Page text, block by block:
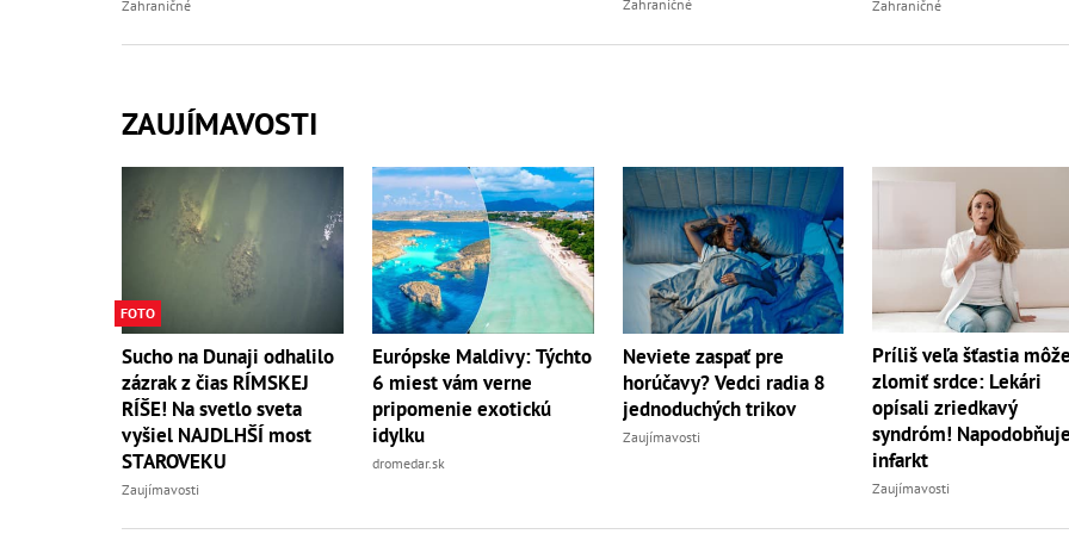
Zahraničné Zahraničné Zahraničné
ZAUJÍMAVOSTI
FOTO
Sucho na Dunaji odhalilo
zázrak z čias RÍMSKEJ
RÍŠE! Na svetlo sveta
vyšiel NAJDLHŠÍ most
STAROVEKU
Zaujímavosti
Európske Maldivy: Týchto
6 miest vám verne
pripomenie exotickú
idylku
dromedar.sk
Neviete zaspať pre
horúčavy? Vedci radia 8
jednoduchých trikov
Zaujímavosti
Príliš veľa šťastia
zlomiť srdce: Lekári
opísali zriedkavý
syndróm!
infarkt
Zaujímavosti